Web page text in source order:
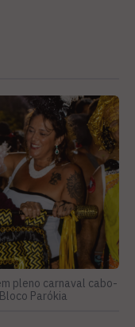
pleno carnaval cabo-
Parókia